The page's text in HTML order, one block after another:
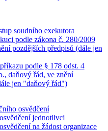
soudního exekutora
podle zákona č. 280/2009
pozdějších předpisů (dále jen
podle § 178 odst. 4
daňový řád, ve znění
jen "daňový řád")
osvědčení
jednotlivci
na žádost organizace